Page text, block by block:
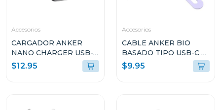
Accesorios
CARGADOR ANKER
NANO CHARGER USB-C
30W NEGRO A2147J11
$12.95
Accesorios
CABLE ANKER BIO
BASADO TIPO USB-C A
USB-C 3FT DE CARGA
RÁPIDA VIOLETA
$9.95